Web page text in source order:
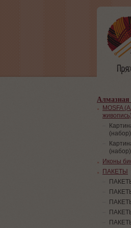
MOSFA
живопись)
Иконы
ПАКЕТЫ